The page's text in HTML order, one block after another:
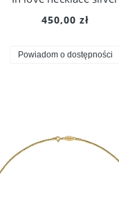
450,00 zł
Powiadom o dostępności